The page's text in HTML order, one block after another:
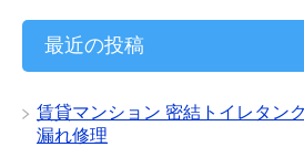
カ
ブ
最近の投稿
賃貸マンション 密結トイレタン
漏れ修理